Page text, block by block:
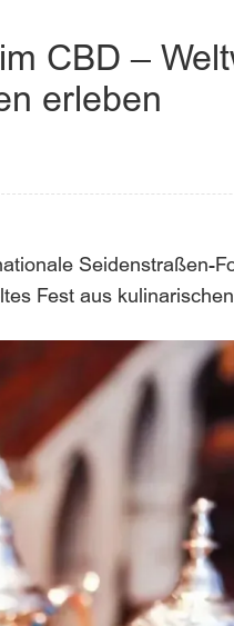
CBD –
erleben
Seidenstraßen-
Fest aus